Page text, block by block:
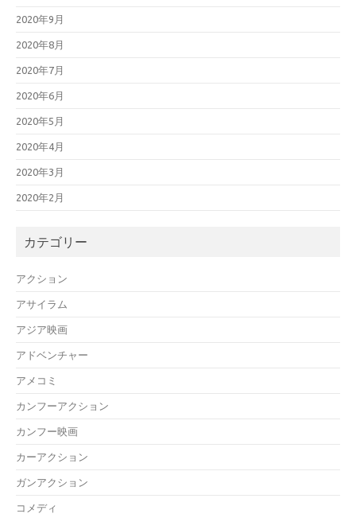
2020年9月
2020年8月
2020年7月
2020年6月
2020年5月
2020年4月
2020年3月
2020年2月
カテゴリー
アクション
アサイラム
アジア映画
アドベンチャー
アメコミ
カンフーアクション
カンフー映画
カーアクション
ガンアクション
コメディ